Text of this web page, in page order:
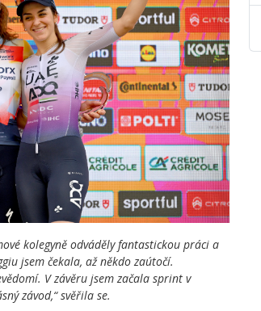
kolegyně odváděly fantastickou práci a
jsem čekala, až někdo zaútočí.
V závěru jsem začala sprint v
závod,“ svěřila se.